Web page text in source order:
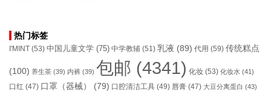
热门标签
I'MINT (53) 中国儿童文学 (75) 中学教辅 (51) 乳液 (89) 代用 (59) 传统糕点
(100) 养生茶 (39) 内裤 (39) 包邮 (4341) 化妆 (53) 化妆水 (41)
口红 (47) 口罩（器械） (79) 口腔清洁工具 (49) 唇膏 (47) 大豆分离蛋白 (43)